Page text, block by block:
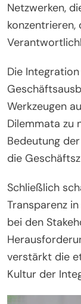
Netzwerken,
konzentrieren,
Die
Werkzeugen
Dilemmata zu
Bedeutung
die
Schließlich
Transparenz
bei den
verstärkt die
Kultur der